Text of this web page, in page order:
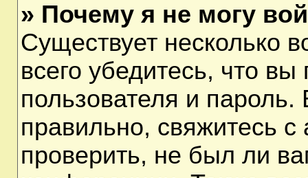
» Почему я не могу
Существует несколько
всего убедитесь, что
пользователя и
правильно, свяжитесь
проверить, не был ли